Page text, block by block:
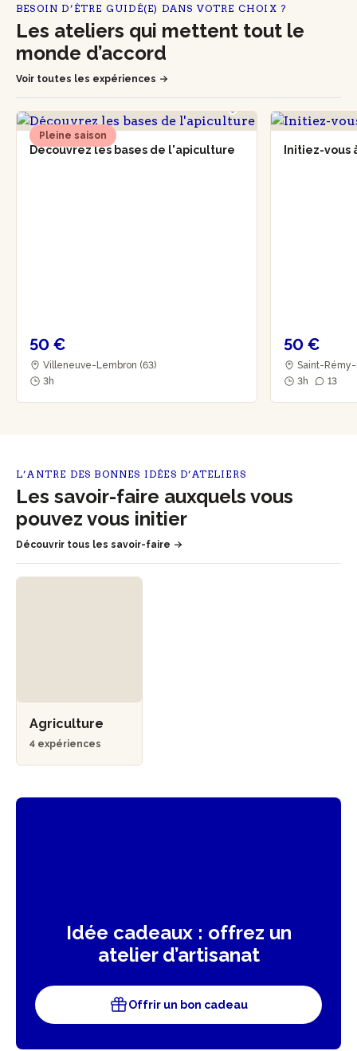
BESOIN D’ÊTRE GUIDÉ(E) DANS VOTRE CHOIX ?
Les ateliers qui mettent tout le
monde d’accord
Voir toutes les expériences
Pleine saison
Découvrez les bases de l'apiculture
50 €
Villeneuve-Lembron (63)
3h
Initiez-
50 €
Saint-
3h
13
L’ANTRE DES BONNES IDÉES D’ATELIERS
Les savoir-faire auxquels vous
pouvez vous initier
Découvrir tous les savoir-faire
Agriculture
4 expériences
Idée cadeaux : offrez un
atelier d’artisanat
Offrir un bon cadeau